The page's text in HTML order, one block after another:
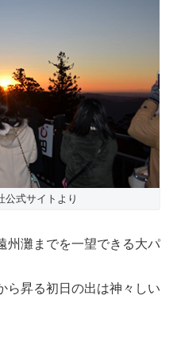
公式サイトより
州灘までを一望できる大パ
ら昇る初日の出は神々しい